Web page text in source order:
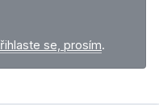
se, prosím.